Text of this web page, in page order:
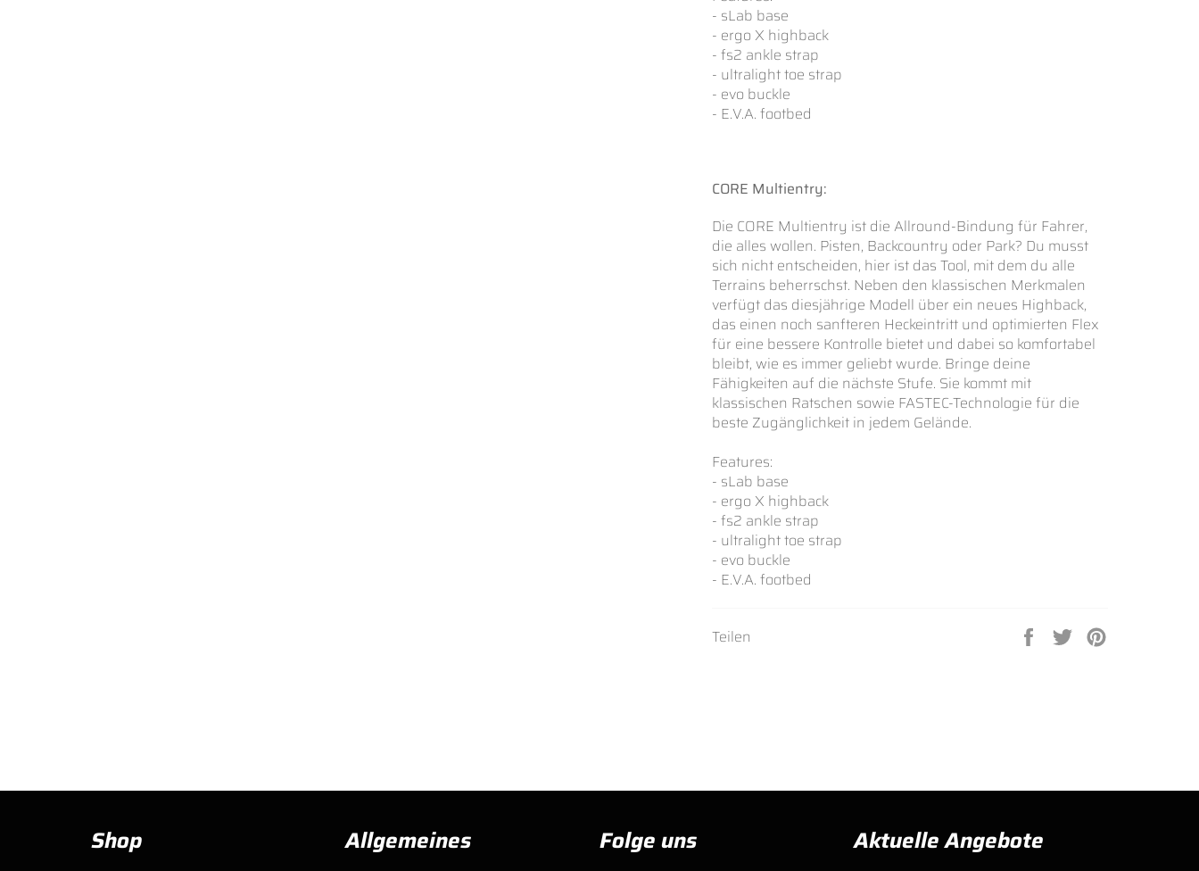
- sLab base
- ergo X highback
- fs2 ankle strap
- ultralight toe strap
- evo buckle
- E.V.A. footbed
CORE Multientry:
Die CORE Multientry ist die Allround-Bindung für Fahrer,
die alles wollen. Pisten, Backcountry oder Park? Du musst
sich nicht entscheiden, hier ist das Tool, mit dem du alle
Terrains beherrschst. Neben den klassischen Merkmalen
verfügt das diesjährige Modell über ein neues Highback,
das einen noch sanfteren Heckeintritt und optimierten Flex
für eine bessere Kontrolle bietet und dabei so komfortabel
bleibt, wie es immer geliebt wurde. Bringe deine
Fähigkeiten auf die nächste Stufe. Sie kommt mit
klassischen Ratschen sowie FASTEC-Technologie für die
beste Zugänglichkeit in jedem Gelände.
Features:
- sLab base
- ergo X highback
- fs2 ankle strap
- ultralight toe strap
- evo buckle
- E.V.A. footbed
Teilen
Auf
Facebook
Auf
Twitter
Shop Allgemeines Folge uns Aktuelle Angebote